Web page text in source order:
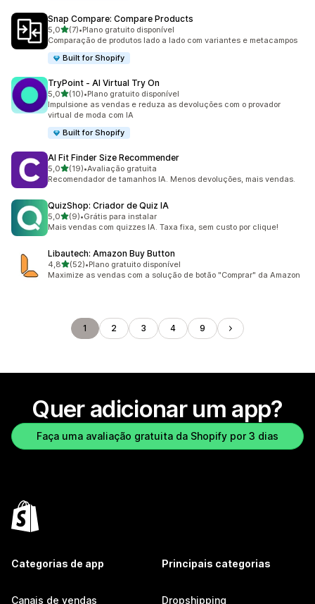
Snap Compare: Compare Products
5,0de 5 estrelas
(7)
7 avaliações ao todo
•Plano gratuito disponível
Comparação de produtos lado a lado com variantes e metacampos
Built for Shopify
TryPoint ‑ AI Virtual Try On
5,0de 5 estrelas
(10)
10 avaliações ao todo
•Plano gratuito disponível
Impulsione as vendas e reduza as devoluções com o provador
virtual de moda com IA
Built for Shopify
AI Fit Finder Size Recommender
5,0de 5 estrelas
(19)
19 avaliações ao todo
•Avaliação gratuita
Recomendador de tamanhos IA. Menos devoluções, mais vendas.
QuizShop: Criador de Quiz IA
5,0de 5 estrelas
(9)
9 avaliações ao todo
•Grátis para instalar
Mais vendas com quizzes IA. Taxa fixa, sem custo por clique!
Libautech: Amazon Buy Button
4,8de 5 estrelas
(52)
52 avaliações ao todo
•Plano gratuito disponível
Maximize as vendas com a solução de botão "Comprar" da Amazon
1 2 3 4 9
Quer adicionar um app?
Faça uma avaliação gratuita da Shopify por 3 dias
Categorias de app
Canais de vendas
Principais categorias
Dropshipping